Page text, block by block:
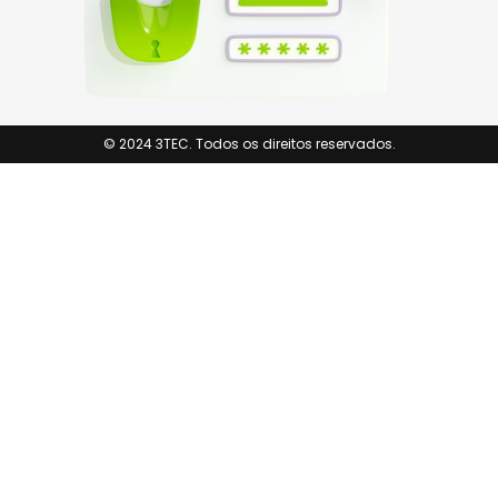
© 2024 3TEC. Todos os direitos reservados.